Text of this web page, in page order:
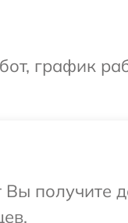
график
получите